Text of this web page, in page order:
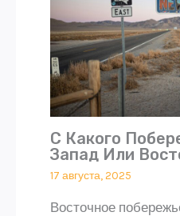
С Какого
Запад Или
17 августа, 2025
Восточное